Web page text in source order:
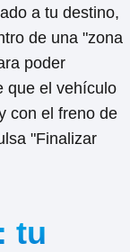
a tu destino,
de una "zona
poder
que el vehículo
con el freno de
"Finalizar
tu